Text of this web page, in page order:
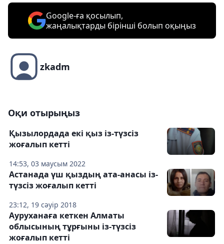
Google-ға қосылып,
жаңалықтарды бірінші болып оқыңыз
zkadm
Оқи отырыңыз
14:53, 03 маусым 2022
Қызылордада екі қыз із-түзсіз
жоғалып кетті
23:12, 19 сәуір 2018
Астанада үш қыздың ата-анасы із-
түзсіз жоғалып кетті
Ауруханаға кеткен Алматы
облысының тұрғыны із-түзсіз
жоғалып кетті